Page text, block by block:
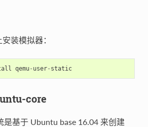
装模拟器：
qemu- user- static
core
是基于 Ubuntu base 16.04 来创建